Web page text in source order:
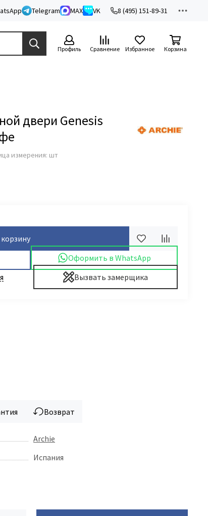
Telegram MAX VK 8 (495) 151-89-31
Профиль Сравнение Избранное Корзина
двери Genesis
измерения: шт
Оформить в WhatsApp
Вызвать замерщика
Возврат
Archie
Испания